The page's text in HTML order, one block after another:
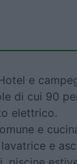
e
di cui 90
elettrico.
e
e